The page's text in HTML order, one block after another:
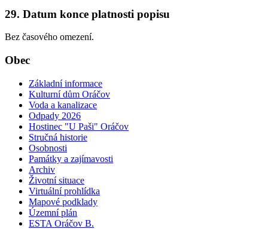
29. Datum konce platnosti popisu
Bez časového omezení.
Obec
Základní informace
Kulturní dům Oráčov
Voda a kanalizace
Odpady 2026
Hostinec "U Paši" Oráčov
Stručná historie
Osobnosti
Památky a zajímavosti
Archiv
Životní situace
Virtuální prohlídka
Mapové podklady
Územní plán
ESTA Oráčov B.